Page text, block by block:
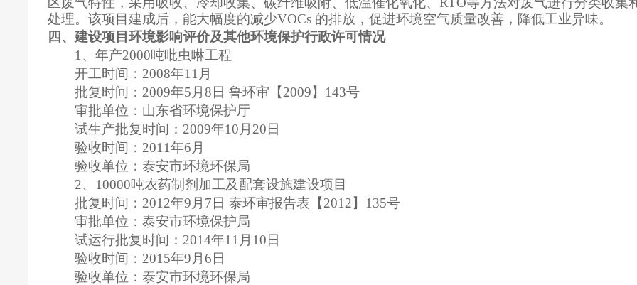
处理。该项目建成后，能大幅度的减少VOCs 的排放，促进环境空气质量改善，降低工业异味。
四、建设项目环境影响评价及其他环境保护行政许可情况
1、年产2000吨吡虫啉工程
开工时间：2008年11月
批复时间：2009年5月8日 鲁环审【2009】143号
审批单位：山东省环境保护厅
试生产批复时间：2009年10月20日
验收时间：2011年6月
验收单位：泰安市环境环保局
2、10000吨农药制剂加工及配套设施建设项目
批复时间：2012年9月7日 泰环审报告表【2012】135号
审批单位：泰安市环境保护局
试运行批复时间：2014年11月10日
验收时间：2015年9月6日
验收单位：泰安市环境环保局